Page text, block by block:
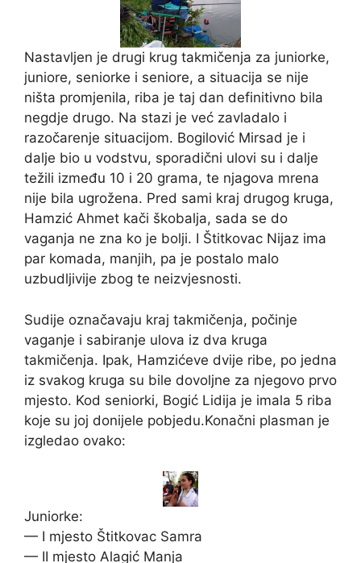
Nastavljen je drugi krug takmičenja za juniorke,
juniore, seniorke i seniore, a situacija se nije
ništa promjenila, riba je taj dan definitivno bila
negdje drugo. Na stazi je već zavladalo i
razočarenje situacijom. Bogilović Mirsad je i
dalje bio u vodstvu, sporadični ulovi su i dalje
težili između 10 i 20 grama, te njagova mrena
nije bila ugrožena. Pred sami kraj drugog kruga,
Hamzić Ahmet kači škobalja, sada se do
vaganja ne zna ko je bolji. I Štitkovac Nijaz ima
par komada, manjih, pa je postalo malo
uzbudljivije zbog te neizvjesnosti.
Sudije označavaju kraj takmičenja, počinje
vaganje i sabiranje ulova iz dva kruga
takmičenja. Ipak, Hamzićeve dvije ribe, po jedna
iz svakog kruga su bile dovoljne za njegovo prvo
mjesto. Kod seniorki, Bogić Lidija je imala 5 riba
koje su joj donijele pobjedu.Konačni plasman je
izgledao ovako:
Juniorke:
— I mjesto Štitkovac Samra
— II mjesto Alagić Manja